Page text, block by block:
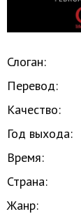
Слоган:
Перевод:
Качество:
Год выхода:
Время:
Страна:
Жанр: